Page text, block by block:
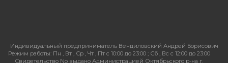
Индивидуальный предприниматель Вендиловский Андрей Борисович
Режим работы: Пн , Вт , Ср , Чт , Пт c 10:00 до 23:00 ; Сб , Вс c 12:00 до 23:00
Свидетельство No выдано Администрацией Октябрьского р-на г.